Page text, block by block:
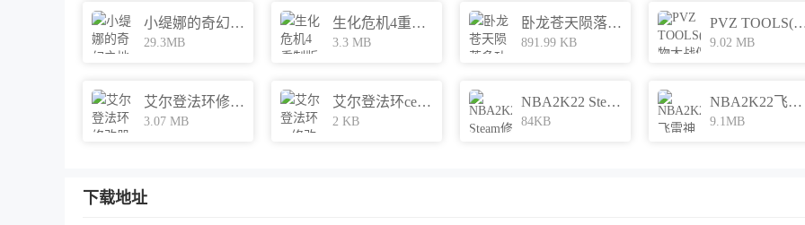
小缇娜的奇幻之地修改器
29.3MB
生化危机4重制版修改器
3.3 MB
卧龙苍天陨落多功能修改器
891.99 KB
PVZ TOOLS(植物大
9.02 MB
艾尔登法环修改器小幸版
3.07 MB
艾尔登法环ce修改器
2 KB
NBA2K22 Steam修改器
84KB
NBA2K22飞雷神FLS单机修改器
9.1MB
下载地址